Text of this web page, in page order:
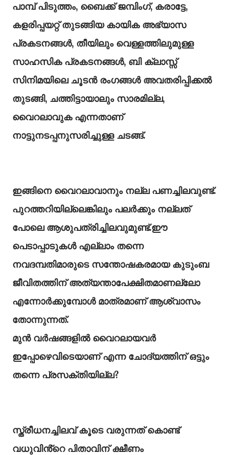
പാമ്പ് പിടുത്തം, ബൈക്ക് ജമ്പിംഗ്, കരാട്ടേ,
കളരിപ്പയറ്റ് തുടങ്ങിയ കായിക അഭ്യാസ
പ്രകടനങ്ങൾ, തീയിലും വെള്ളത്തിലുമുള്ള
സാഹസിക പ്രകടനങ്ങൾ, ബി ക്ലാസ്സ്
സിനിമയിലെ ചൂടൻ രംഗങ്ങൾ അവതരിപ്പിക്കൽ
തുടങ്ങി, ചത്തിട്ടായാലും സാരമില്ല,
വൈറലാവുക എന്നതാണ്
നാട്ടുനടപ്പനുസരിച്ചുള്ള ചടങ്ങ്.
ഇങ്ങിനെ വൈറലാവാനും നല്ല പണച്ചിലവുണ്ട്.
പുറത്തറിയില്ലെങ്കിലും പലർക്കും നല്ലത്
പോലെ ആശുപത്രിച്ചിലവുമുണ്ട്.ഈ
പെടാപ്പാടുകൾ എല്ലാം തന്നെ
നവദമ്പതിമാരുടെ സന്തോഷകരമായ കുടുംബ
ജീവിതത്തിന് അത്യന്താപേക്ഷിതമാണല്ലോ
എന്നോർക്കുമ്പോൾ മാത്രമാണ് ആശ്വാസം
തോന്നുന്നത്.
മുൻ വർഷങ്ങളിൽ വൈറലായവർ
ഇപ്പോഴെവിടെയാണ് എന്ന ചോദ്യത്തിന് ഒട്ടും
തന്നെ പ്രസക്തിയില്ല?
സ്ത്രീധനച്ചിലവ് കൂടെ വരുന്നത് കൊണ്ട്
വധുവിൻ്റെ പിതാവിന് ക്ഷീണം